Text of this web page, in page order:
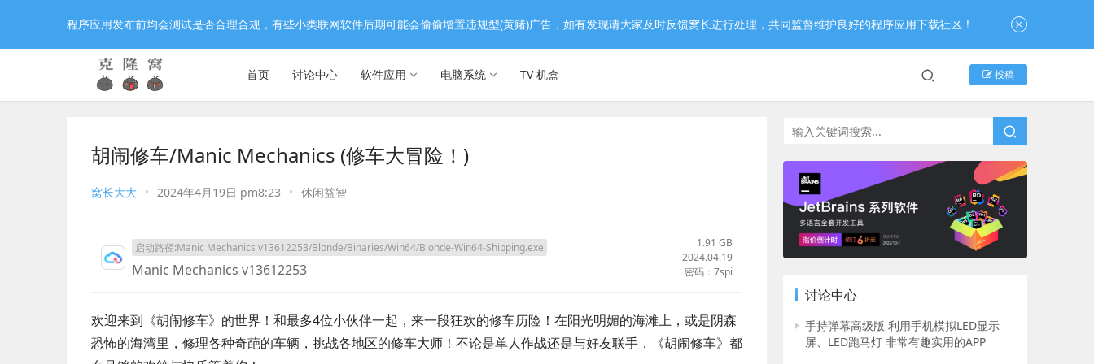
首页 讨论中心 软件应用 电脑系统 TV 机盒 投稿
胡闹修车/Manic Mechanics (修车大冒险！)
窝长大大 • 2024年4月19日 pm8:23 • 休闲益智
启动路径:Manic Mechanics v13612253/Blonde/Binaries/Win64/Blonde-Win64-Shipping.exe
Manic Mechanics v13612253
1.91 GB
2024.04.19
密码：7spi
欢迎来到《胡闹修车》的世界！和最多4位小伙伴一起，来一段狂欢的修车历险！在阳光明媚的海滩上，或是阴森
恐怖的海湾里，修理各种奇葩的车辆，挑战各地区的修车大师！不论是单人作战还是与好友联手，《胡闹修车》都
讨论中心
手持弹幕高级版 利用手机模拟LED显示
屏、LED跑马灯 非常有趣实用的APP
程序应用发布前均会测试是否合理合规，有些小类联网软件后期可能会偷偷增置违规型(黄赌)广告，如有发现请大家及时反馈窝长进行处理，共同监督维护良好的程序应用下载社区！